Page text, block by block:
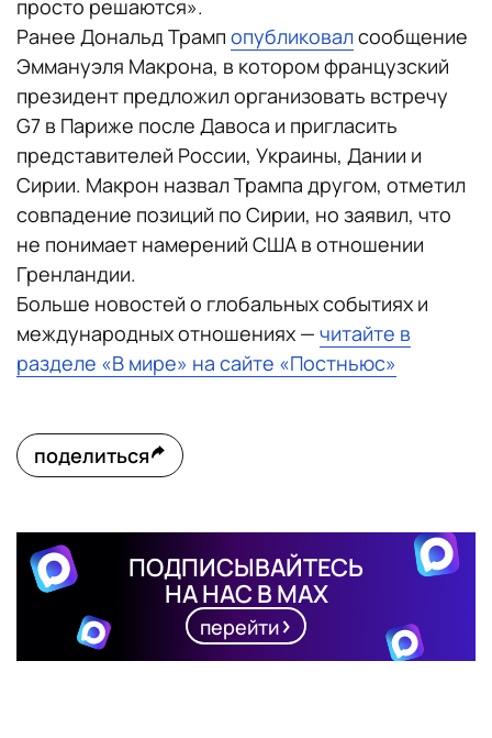
просто решаются».
Ранее Дональд Трамп опубликовалсообщение
Эммануэля Макрона, в котором французский
президент предложил организовать встречу
G7 в Париже после Давоса и пригласить
представителей России, Украины, Дании и
Сирии. Макрон назвал Трампа другом, отметил
совпадение позиций по Сирии, но заявил, что
не понимает намерений США в отношении
Гренландии.
Больше новостей о глобальных событиях и
международных отношениях — читайте в
разделе «В мире» на сайте «Постньюс»
поделиться
ПОДПИСЫВАЙТЕСЬ
НА НАС В MAX
перейти